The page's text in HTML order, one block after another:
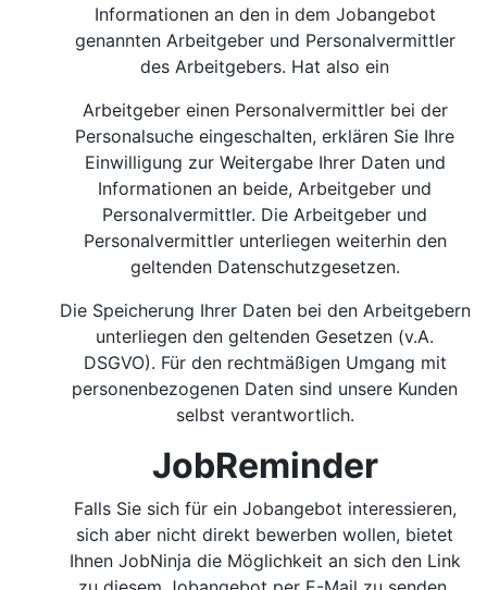
Informationen an den in dem Jobangebot
genannten Arbeitgeber und Personalvermittler
des Arbeitgebers. Hat also ein
Arbeitgeber einen Personalvermittler bei der
Personalsuche eingeschalten, erklären Sie Ihre
Einwilligung zur Weitergabe Ihrer Daten und
Informationen an beide, Arbeitgeber und
Personalvermittler. Die Arbeitgeber und
Personalvermittler unterliegen weiterhin den
geltenden Datenschutzgesetzen.
Die Speicherung Ihrer Daten bei den Arbeitgebern
unterliegen den geltenden Gesetzen (v.A.
DSGVO). Für den rechtmäßigen Umgang mit
personenbezogenen Daten sind unsere Kunden
selbst verantwortlich.
JobReminder
Falls Sie sich für ein Jobangebot interessieren,
sich aber nicht direkt bewerben wollen, bietet
Ihnen JobNinja die Möglichkeit an sich den Link